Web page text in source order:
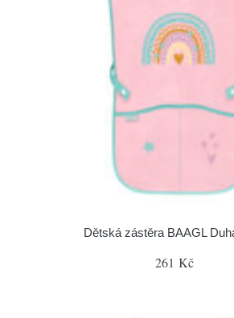
Dětská zástěra BAAGL
261 Kč